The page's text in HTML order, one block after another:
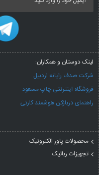
لینک دوستان و همکاران:
شرکت صدف رایانه اردبیل
فروشگاه اینترنتی چاپ مسعود
راهنمای دربازکن هوشمند کارتی
محصولات پاور الکترونیک
تجهیزات رباتیک